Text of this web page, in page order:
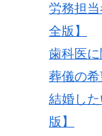
労務担
全版】
歯科医に
葬儀の希
結婚し
版】